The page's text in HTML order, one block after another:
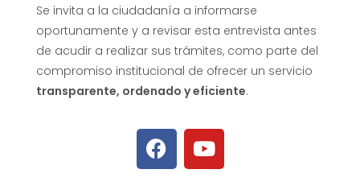
Se invita a la ciudadanía a informarse
oportunamente y a revisar esta entrevista antes
de acudir a realizar sus trámites, como parte del
compromiso institucional de ofrecer un servicio
transparente, ordenado y eficiente.